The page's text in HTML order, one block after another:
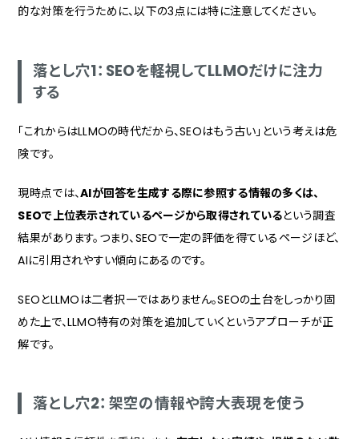
的な対策を行うために、以下の3点には特に注意してください。
落とし穴1：SEOを軽視してLLMOだけに注力
する
「これからはLLMOの時代だから、SEOはもう古い」という考えは危
険です。
現時点では、AIが回答を生成する際に参照する情報の多くは、
SEOで上位表示されているページから取得されているという調査
結果があります。つまり、SEOで一定の評価を得ているページほど、
AIに引用されやすい傾向にあるのです。
SEOとLLMOは二者択一ではありません。SEOの土台をしっかり固
めた上で、LLMO特有の対策を追加していくというアプローチが正
解です。
落とし穴2：架空の情報や誇大表現を使う